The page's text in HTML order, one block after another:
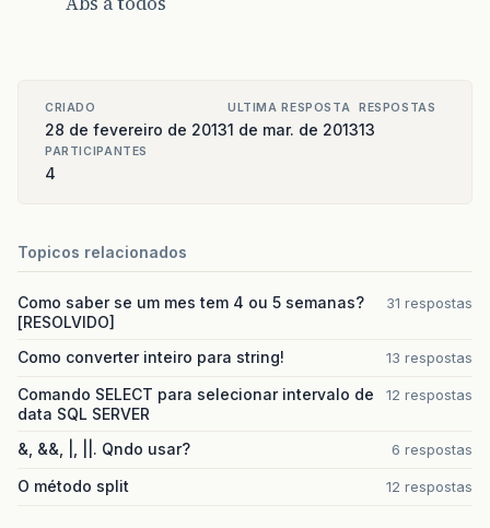
CRIADO
28 de fevereiro de 2013
ULTIMA RESPOSTA
1 de mar. de 2013
RESPOSTAS
13
PARTICIPANTES
4
Topicos relacionados
Como saber se um mes tem 4 ou 5 semanas?
[RESOLVIDO]
31 respostas
Como converter inteiro para string! 13 respostas
Comando SELECT para selecionar intervalo de
data SQL SERVER
12 respostas
&, &&, |, ||. Qndo usar? 6 respostas
O método split 12 respostas